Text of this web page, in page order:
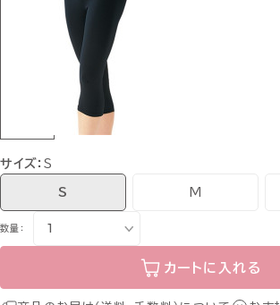
サイズ：S
S M
数量：
カートに入れる